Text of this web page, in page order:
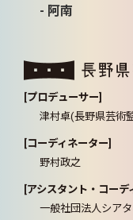
- 阿南
[プロデューサー]
津村卓(長野県芸術
[コーディネーター]
野村政之
[アシスタント・コーデ
一般社団法人シア